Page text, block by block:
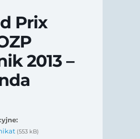
Prix
2013 –
(553 kB)